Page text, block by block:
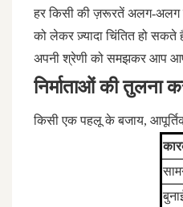
हर किसी की ज़रूरतें अलग-अलग
को लेकर ज़्यादा चिंतित हो सकते
अपनी श्रेणी को समझकर आप
निर्माताओं की तुलना
किसी एक पहलू के बजाय,